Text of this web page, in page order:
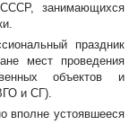
СССР, занимающихся
праздник
мест проведения
объектов и
и СГ).
вполне устоявшееся